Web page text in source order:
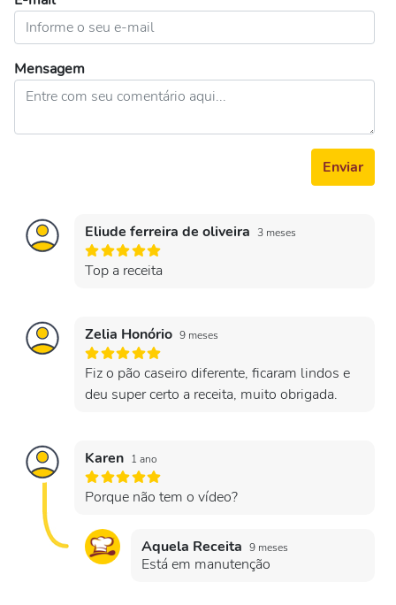
Mensagem
Enviar
Eliude ferreira de oliveira 3 meses
Top a receita
Zelia Honório 9 meses
Fiz o pão caseiro diferente, ficaram lindos e
deu super certo a receita, muito obrigada.
Karen 1 ano
Porque não tem o vídeo?
Aquela Receita 9 meses
Está em manutenção